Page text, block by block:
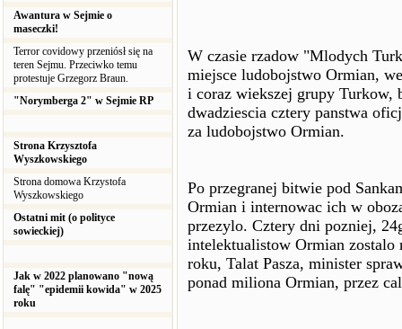
Awantura w Sejmie o
maseczki!
Terror covidowy przeniósł się na
teren Sejmu. Przeciwko temu
protestuje Grzegorz Braun.
"Norymberga 2" w Sejmie RP
Strona Krzysztofa
Wyszkowskiego
Strona domowa Krzystofa
Wyszkowskiego
Ostatni mit (o polityce
sowieckiej)
Jak w 2022 planowano "nową
falę" "epidemii kowida" w 2025
roku
W czasie rzadow "Mlodych
miejsce ludobojstwo Ormian,
i coraz wiekszej grupy Turkow,
dwadziescia cztery panstwa
za ludobojstwo Ormian.
Po przegranej bitwie pod
Ormian i internowac ich w
przezylo. Cztery dni pozniej,
intelektualistow Ormian zostalo
roku, Talat Pasza, minister
ponad miliona Ormian, przez